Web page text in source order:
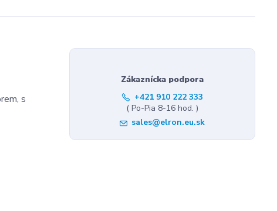
s
Zákaznícka podpora
+421 910 222 333
( Po-Pia 8-16 hod. )
sales@elron.eu.sk